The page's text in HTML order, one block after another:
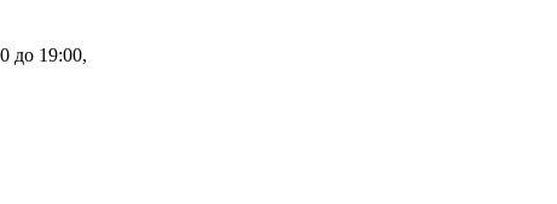
до 19:00,